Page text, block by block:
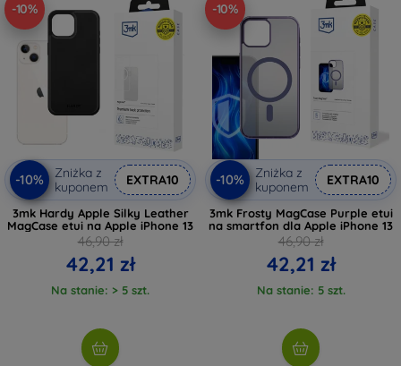
-10%
-10%
Zniżka z
kuponem
EXTRA10
3mk Hardy Apple Silky Leather
MagCase etui na Apple iPhone 13
46,90 zł
42,21 zł
Na stanie: > 5 szt.
-10%
-10%
Zniżka z
kuponem
EXTRA10
3mk Frosty MagCase Purple etui
na smartfon dla Apple iPhone 13
46,90 zł
42,21 zł
Na stanie: 5 szt.